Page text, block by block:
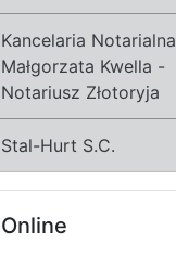
Kancelaria Notarialna
Małgorzata Kwella -
Notariusz Złotoryja
Stal-Hurt S.C.
Online